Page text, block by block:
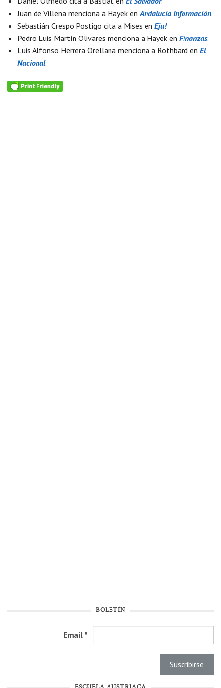
Juan de Villena menciona a Hayek enAndalucía Información.
Sebastián Crespo Postigo cita a Mises en Eju!
Pedro Luis Martín Olivares menciona a Hayek en Finanzas.
Luis Alfonso Herrera Orellana menciona a Rothbard en El
Nacional.
BOLETÍN
Email *